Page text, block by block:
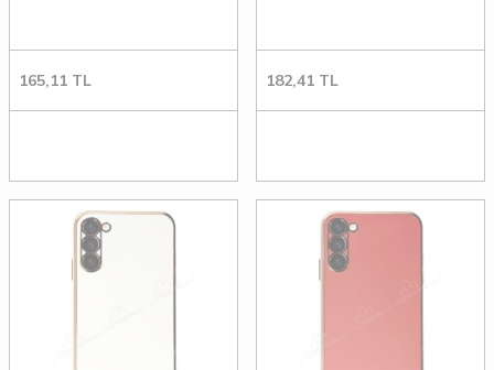
165,11 TL 182,41 TL